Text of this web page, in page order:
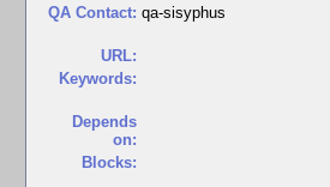
QA Contact: qa-sisyphus
URL:
Keywords:
Depends
on:
Blocks: